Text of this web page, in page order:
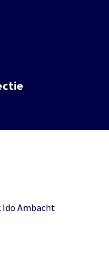
Ido Ambacht